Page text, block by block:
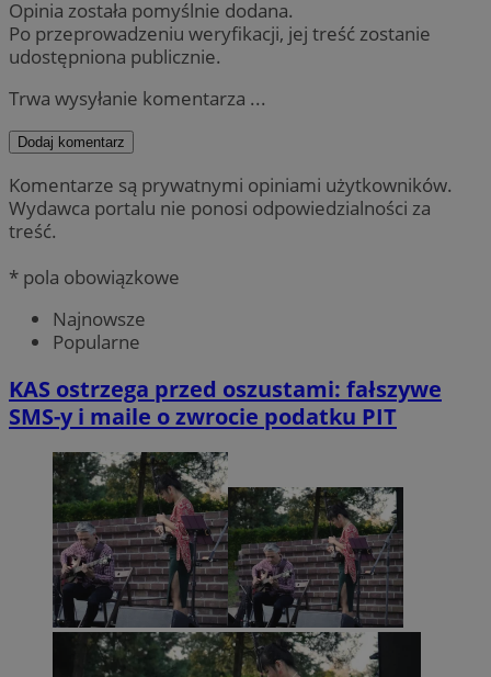
Opinia została pomyślnie dodana.
Po przeprowadzeniu weryfikacji, jej treść zostanie
udostępniona publicznie.
Trwa wysyłanie komentarza ...
Dodaj komentarz
Komentarze są prywatnymi opiniami użytkowników.
Wydawca portalu nie ponosi odpowiedzialności za
treść.
* pola obowiązkowe
Najnowsze
Popularne
KAS ostrzega przed oszustami: fałszywe
SMS-y i maile o zwrocie podatku PIT